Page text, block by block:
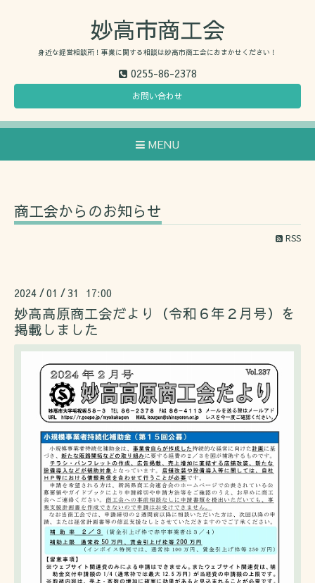
妙高市商工会
身近な経営相談所！事業に関する相談は妙高市商工会におまかせください！
0255-86-2378
お問い合わせ
MENU
商工会からのお知らせ
RSS
2024 /01 /31 17:00
妙高高原商工会だより（令和６年２月号）を
掲載しました